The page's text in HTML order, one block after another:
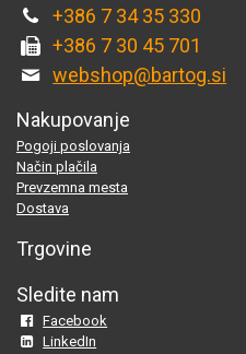
+386 7 34 35 330
+386 7 30 45 701
webshop@bartog.si
Nakupovanje
Pogoji poslovanja
Način plačila
Prevzemna mesta
Dostava
Trgovine
Sledite nam
Facebook
LinkedIn